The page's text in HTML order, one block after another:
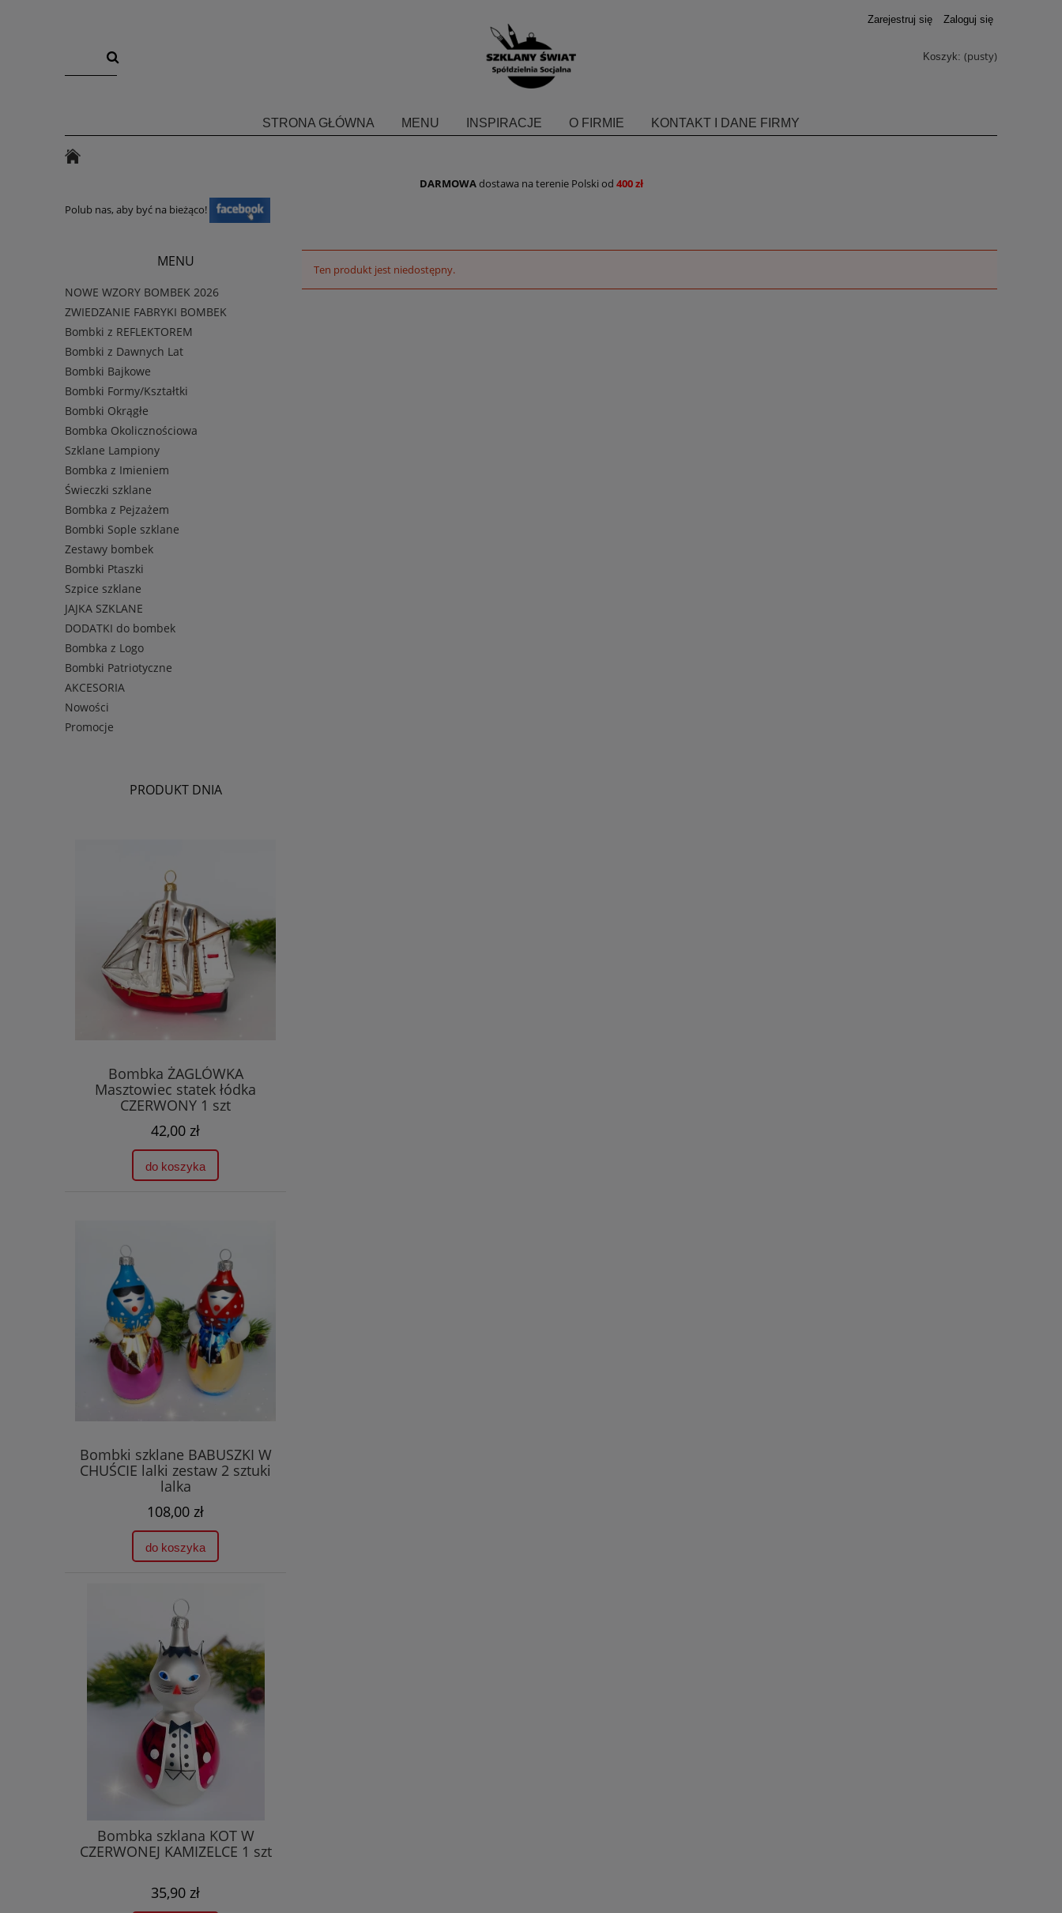
Zarejestruj się Zaloguj się
Koszyk: (pusty)
STRONA GŁÓWNA MENU INSPIRACJE O FIRMIE KONTAKT I DANE FIRMY
DARMOWAdostawa na terenie Polski od 400 zł
Polub nas, aby być na bieżąco!
MENU
NOWE WZORY BOMBEK 2026
ZWIEDZANIE FABRYKI BOMBEK
Bombki z REFLEKTOREM
Bombki z Dawnych Lat
Bombki Bajkowe
Bombki Formy/Kształtki
Bombki Okrągłe
Bombka Okolicznościowa
Szklane Lampiony
Bombka z Imieniem
Świeczki szklane
Bombka z Pejzażem
Bombki Sople szklane
Zestawy bombek
Bombki Ptaszki
Szpice szklane
JAJKA SZKLANE
DODATKI do bombek
Bombka z Logo
Bombki Patriotyczne
AKCESORIA
Nowości
Promocje
PRODUKT DNIA
Bombka ŻAGLÓWKA
Masztowiec statek łódka
CZERWONY 1 szt
42,00 zł
do koszyka
Bombki szklane BABUSZKI W
CHUŚCIE lalki zestaw 2 sztuki
lalka
108,00 zł
do koszyka
Bombka szklana KOT W
CZERWONEJ KAMIZELCE 1 szt
35,90 zł
Ten produkt jest niedostępny.